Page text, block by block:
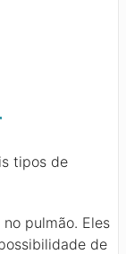
tipos de
pulmão. Eles
de